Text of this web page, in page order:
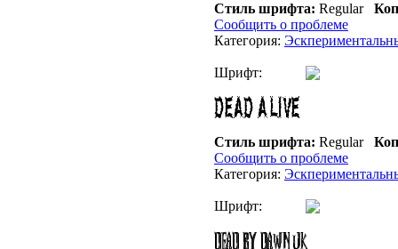
Стиль шрифта: Regular
Сообщить о проблеме
Категория:
Шрифт:
Стиль шрифта: Regular
Сообщить о проблеме
Категория:
Шрифт: